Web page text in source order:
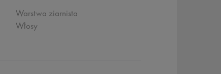
Warstwa ziarnista
Włosy